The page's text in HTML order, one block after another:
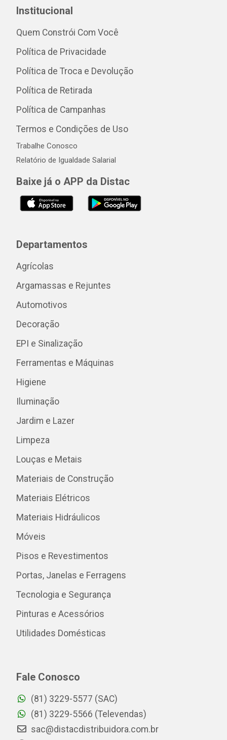
Institucional
Quem Constrói Com Você
Política de Privacidade
Política de Troca e Devolução
Política de Retirada
Política de Campanhas
Termos e Condições de Uso
Trabalhe Conosco
Relatório de Igualdade Salarial
Baixe já o APP da Distac
Departamentos
Agrícolas
Argamassas e Rejuntes
Automotivos
Decoração
EPI e Sinalização
Ferramentas e Máquinas
Higiene
Iluminação
Jardim e Lazer
Limpeza
Louças e Metais
Materiais de Construção
Materiais Elétricos
Materiais Hidráulicos
Móveis
Pisos e Revestimentos
Portas, Janelas e Ferragens
Tecnologia e Segurança
Pinturas e Acessórios
Utilidades Domésticas
Fale Conosco
(81) 3229-5577 (SAC)
(81) 3229-5566 (Televendas)
sac@distacdistribuidora.com.br